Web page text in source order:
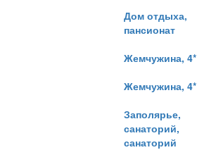
Дом отдыха,
пансионат
Жемчужина, 4*
Жемчужина, 4*
Заполярье,
санаторий,
санаторий